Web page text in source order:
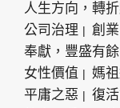
人生方向，轉
公司治理
創業
奉獻，豐盛有
女性價值
媽
平庸之惡
復